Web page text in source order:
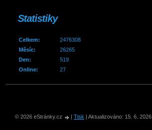
Statistiky
Online: 27
Celkem:
2476308
Měsíc:
26265
Den:
519
© 2026 eStránky.cz Tisk Aktualizováno: 15. 6. 2026